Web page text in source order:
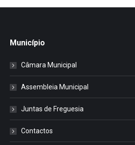
Município
Câmara Municipal
Assembleia Municipal
Juntas de Freguesia
Contactos